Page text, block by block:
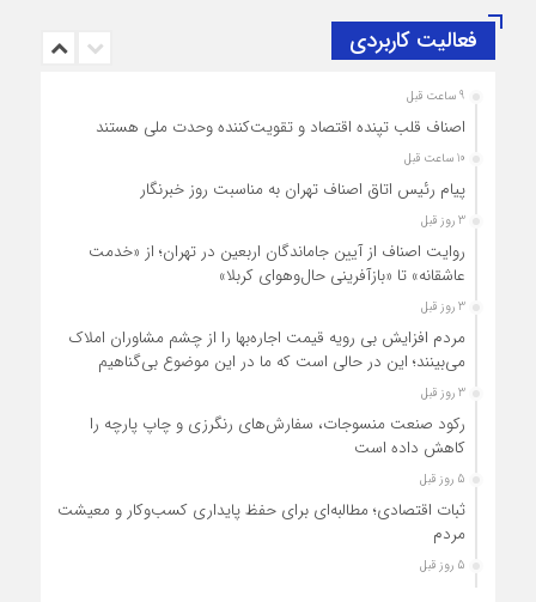
فعالیت کاربردی
9 ساعت قبل
اصناف قلب تپنده اقتصاد و تقویت‌کننده وحدت ملی هستند
10 ساعت قبل
پیام رئیس اتاق اصناف تهران به مناسبت روز خبرنگار
3 روز قبل
روایت اصناف از آیین جاماندگان اربعین در تهران؛ از «خدمت
عاشقانه» تا «بازآفرینی حال‌وهوای کربلا»
3 روز قبل
مردم افزایش بی رویه قیمت اجاره‌بها را از چشم مشاوران املاک
می‌بینند؛ این در حالی است که ما در این موضوع بی‌گناهیم
3 روز قبل
رکود صنعت منسوجات، سفارش‌های رنگرزی و چاپ پارچه را
کاهش داده است
5 روز قبل
ثبات اقتصادی؛ مطالبه‌ای برای حفظ پایداری کسب‌وکار و معیشت
مردم
5 روز قبل